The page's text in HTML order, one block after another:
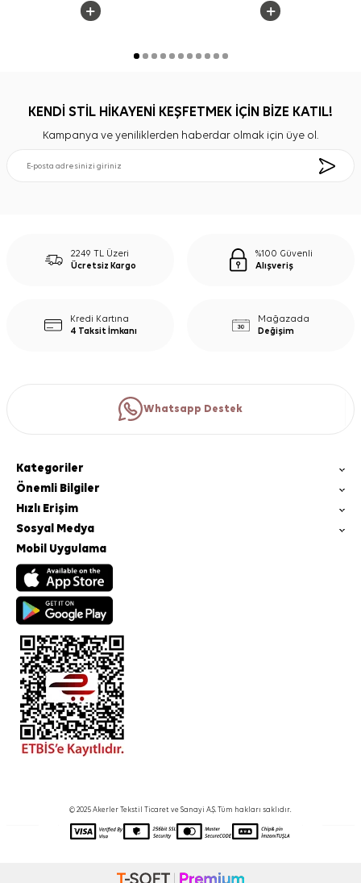
KENDİ STİL HİKAYENİ KEŞFETMEK İÇİN BİZE KATIL!
Kampanya ve yeniliklerden haberdar olmak için üye ol.
2249 TL Üzeri
Ücretsiz Kargo
%100 Güvenli
Alışveriş
Kredi Kartına
4 Taksit İmkanı
Mağazada
Değişim
Whatsapp Destek
Kategoriler
Önemli Bilgiler
Hızlı Erişim
Sosyal Medya
Mobil Uygulama
© 2025 Akerler Tekstil Ticaret ve Sanayi A.Ş. Tüm hakları saklıdır.